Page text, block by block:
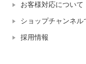
お客様対応について
ショップチャンネル
採用情報